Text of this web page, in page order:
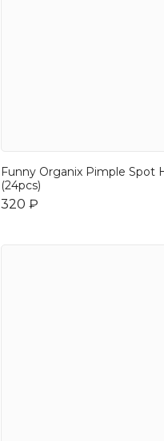
Funny Organix Pimple Spot
(24pcs)
320 ₽